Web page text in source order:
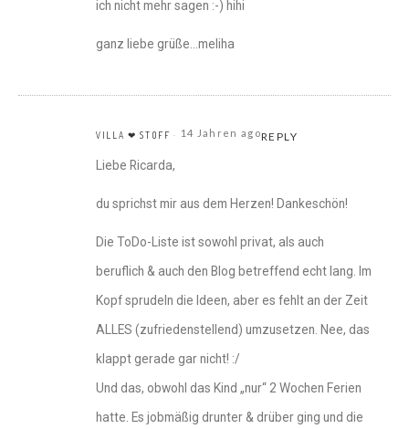
ich nicht mehr sagen :-) hihi
ganz liebe grüße…meliha
VILLA ❤ STOFF 14 Jahren agoREPLY
Liebe Ricarda,
du sprichst mir aus dem Herzen! Dankeschön!
Die ToDo-Liste ist sowohl privat, als auch
beruflich & auch den Blog betreffend echt lang. Im
Kopf sprudeln die Ideen, aber es fehlt an der Zeit
ALLES (zufriedenstellend) umzusetzen. Nee, das
klappt gerade gar nicht! :/
Und das, obwohl das Kind „nur“ 2 Wochen Ferien
hatte. Es jobmäßig drunter & drüber ging und die